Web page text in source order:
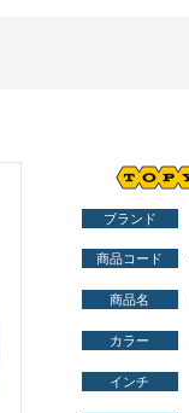
ブランド
商品コード
商品名
カラー
インチ